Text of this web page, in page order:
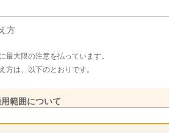
方
最大限の注意を払っています。
方は、以下のとおりです。
範囲について